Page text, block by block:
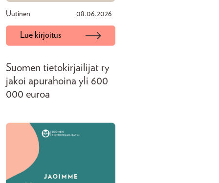
Uutinen 08.06.2026
Lue kirjoitus
Suomen tietokirjailijat ry
jakoi apurahoina yli 600
000 euroa